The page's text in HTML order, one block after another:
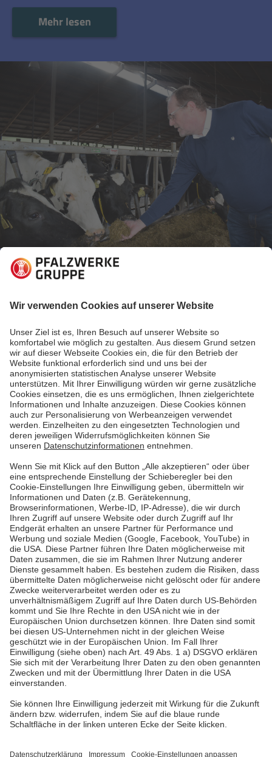
Mehr lesen
26.06.2019
Einblicke in Nachhaltigkeitsthemen
Gezielter Einsatz von Dünger, Sensoren am Tier und
autonom fahrende Landmaschinen: Die
Digitalisierung der Landwirtschaft bringt große
Chancen mit sich. Aber auch Risiken und gesteigerte
Anforderungen an die Landwirte. Wir haben mit
einem Gutsleiter gesprochen, der seinen Betrieb
schon für die Zukunft vorbereitet.
Mehr lesen
Mehr lesen
Pfalzwerke
Über uns & Autoren
Datenschutz
Impressum
Barrierefreiheit
Wir sind die Pfalzwerke: